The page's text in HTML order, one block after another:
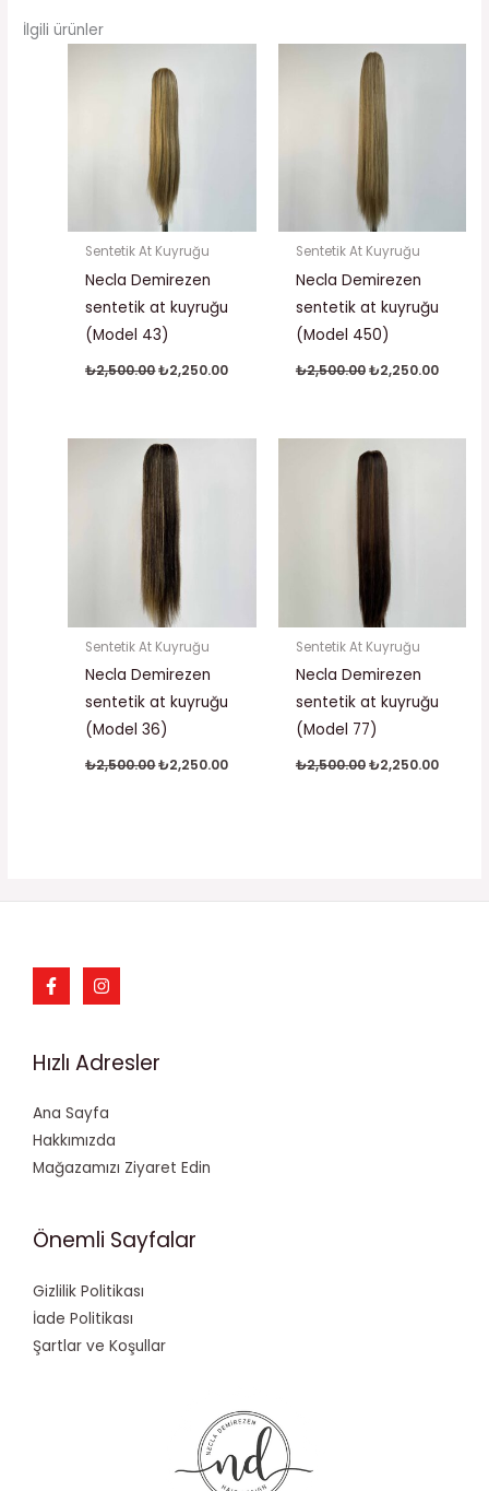
İlgili ürünler
Sentetik At Kuyruğu
Necla Demirezen
sentetik at kuyruğu
(Model 43)
₺2,500.00
fiyat:
₺2,500.00.
₺2,250.00
Sentetik At Kuyruğu
Necla Demirezen
sentetik at kuyruğu
(Model 450)
₺2,500.00
Orijinal
fiyat:
₺2,500.00.
₺2,250.00
Sentetik At Kuyruğu
Necla Demirezen
sentetik at kuyruğu
(Model 36)
₺2,500.00
Orijinal
fiyat:
₺2,250.00
Sentetik At Kuyruğu
Necla Demirezen
sentetik at kuyruğu
(Model 77)
₺2,500.00
fiyat:
₺2,500.00.
₺2,250.00
Hızlı Adresler
Ana Sayfa
Hakkımızda
Mağazamızı Ziyaret Edin
Önemli Sayfalar
Gizlilik Politikası
İade Politikası
Şartlar ve Koşullar